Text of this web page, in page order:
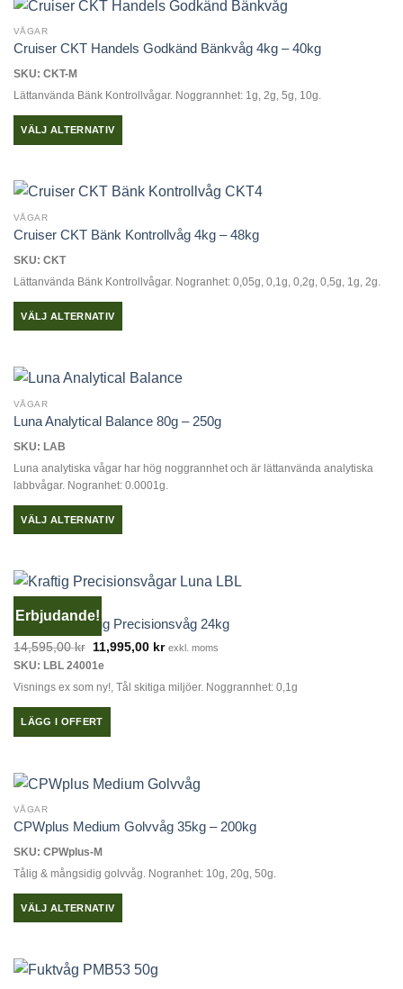
produkten
har
flera
De
olika
alternativen
kan
produktsidan
VÅGAR
Cruiser CKT Handels Godkänd Bänkvåg 4kg – 40kg
SKU: CKT-M
Lättanvända Bänk Kontrollvågar. Noggrannhet: 1g, 2g, 5g, 10g.
VÄLJ ALTERNATIV
produkten
har
flera
De
olika
alternativen
kan
produktsidan
VÅGAR
Cruiser CKT Bänk Kontrollvåg 4kg – 48kg
SKU: CKT
Lättanvända Bänk Kontrollvågar. Nogranhet: 0,05g, 0,1g, 0,2g, 0,5g, 1g, 2g.
VÄLJ ALTERNATIV
produkten
har
flera
De
olika
alternativen
kan
VÅGAR
Luna Analytical Balance 80g – 250g
SKU: LAB
Luna analytiska vågar har hög noggrannhet och är lättanvända analytiska
labbvågar. Nogranhet: 0.0001g.
VÄLJ ALTERNATIV
produkten
har
flera
varianter.
alternativen
Erbjudande!
Luna LBL Kraftig Precisionsvåg 24kg
14,595,00kr
Det
ursprungliga
priset
var:
14,595,00 kr.
11,995,00 krDet
är:
11,995,00 kr.
exkl. moms
SKU: LBL 24001e
Visnings ex som ny!, Tål skitiga miljöer. Noggrannhet: 0,1g
LÄGG I OFFERT
VÅGAR
CPWplus Medium Golvvåg 35kg – 200kg
SKU: CPWplus-M
Tålig & mångsidig golvvåg. Nogranhet: 10g, 20g, 50g.
VÄLJ ALTERNATIV
produkten